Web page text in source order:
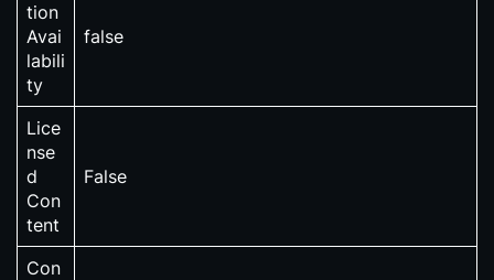
tion
Avai
labili
ty
false
Lice
nse
d
Con
tent
False
Con